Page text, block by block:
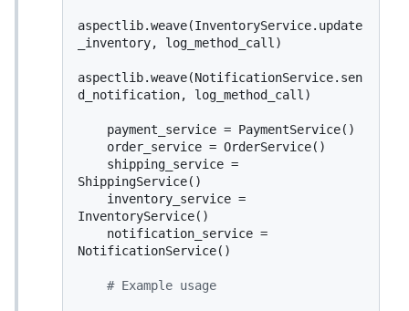
aspectlib.weave(InventoryService.update
_inventory, log_method_call)
aspectlib.weave(NotificationService.sen
d_notification, log_method_call)
ShippingService()
InventoryService()
NotificationService()
# Example usage